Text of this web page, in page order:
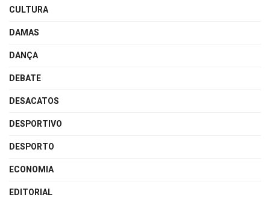
CULTURA
DAMAS
DANÇA
DEBATE
DESACATOS
DESPORTIVO
DESPORTO
ECONOMIA
EDITORIAL